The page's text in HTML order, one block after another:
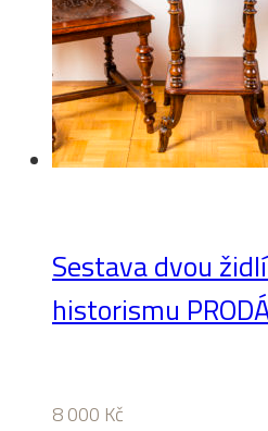
Sestava dvou
historismu
8 000 Kč